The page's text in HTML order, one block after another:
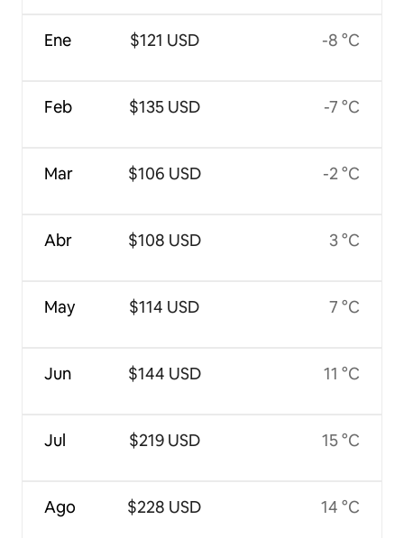
Ene
Feb
Mar
Abr
May
Jun
Jul
Ago
$121 USD
$135 USD
$106 USD
$108 USD
$114 USD
$144 USD
$219 USD
$228 USD
-8 °C
-7 °C
-2 °C
3 °C
7 °C
11 °C
15 °C
14 °C